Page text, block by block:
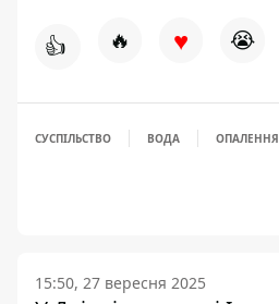
👍 🔥 ♥ 😭
СУСПІЛЬСТВО ВОДА ОПАЛЕННЯ
15:50, 27 вересня 2025